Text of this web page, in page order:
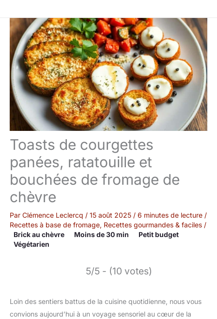
Toasts de courgettes
panées, ratatouille et
bouchées de fromage de
chèvre
Par Clémence Leclercq / 15 août 2025 / 6 minutes de lecture /
Recettes à base de fromage, Recettes gourmandes & faciles /
Brick au chèvre
Moins de 30 min
Petit budget
Végétarien
5/5 - (10 votes)
Loin des sentiers battus de la cuisine quotidienne, nous vous
convions aujourd’hui à un voyage sensoriel au cœur de la